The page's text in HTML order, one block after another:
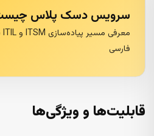
سرویس دسک پلاس
فارسی
قابلیت‌ها و ویژگی‌ها